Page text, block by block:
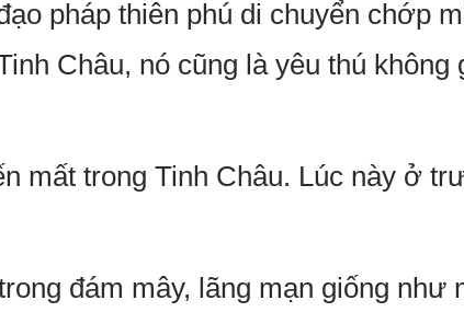
pháp thiên phú di chuyển chớp
Châu, nó cũng là yêu thú không
mất trong Tinh Châu. Lúc này ở
đám mây, lãng mạn giống như